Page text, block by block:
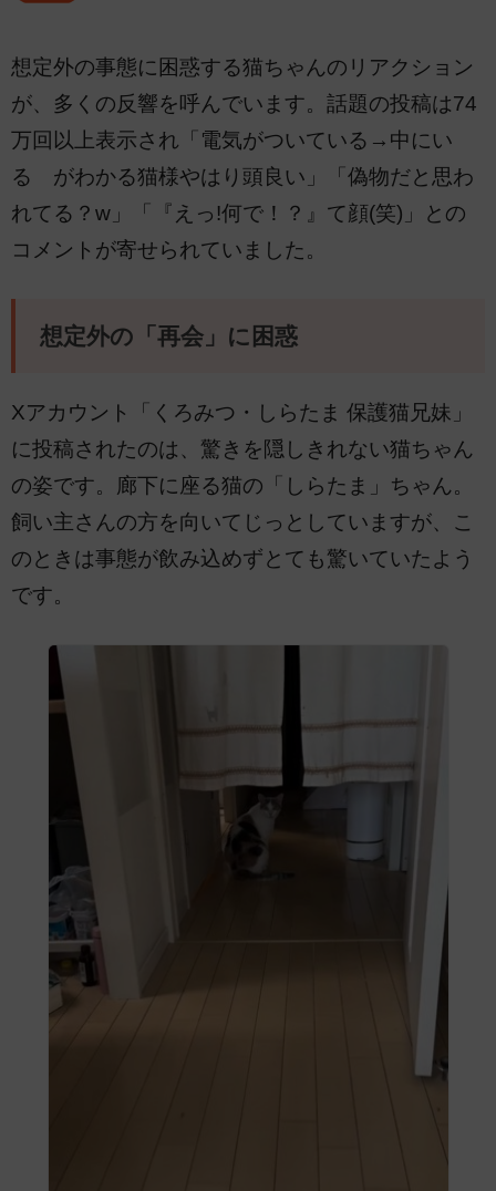
想定外の事態に困惑する猫ちゃんのリアクション
が、多くの反響を呼んでいます。話題の投稿は74
万回以上表示され「電気がついている→中にい
る がわかる猫様やはり頭良い」「偽物だと思わ
れてる？w」「『えっ!何で！？』て顔(笑)」との
コメントが寄せられていました。
想定外の「再会」に困惑
Xアカウント「くろみつ・しらたま 保護猫兄妹」
に投稿されたのは、驚きを隠しきれない猫ちゃん
の姿です。廊下に座る猫の「しらたま」ちゃん。
飼い主さんの方を向いてじっとしていますが、こ
のときは事態が飲み込めずとても驚いていたよう
です。